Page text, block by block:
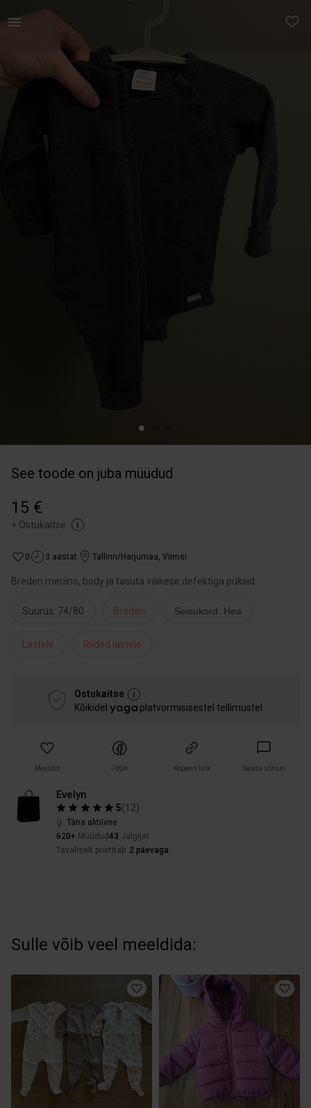
See toode on juba müüdud
15 €
+ Ostukaitse
0 3 aastat Tallinn/Harjumaa, Viimsi
Breden meriino, body ja tasuta väikese defektiga püksid
Suurus: 74/80 Breden Seisukord: Hea
Lastele Riided lastele
Ostukaitse
Kõikidel
platvormisisestel tellimustel
Meeldib Jaga Kopeeri link Saada sõnum
Evelyn
5(12)
Täna aktiivne
620+ Müüdud 43 Jälgijat
Tavaliselt postitab 2 päevaga
Sulle võib veel meeldida: